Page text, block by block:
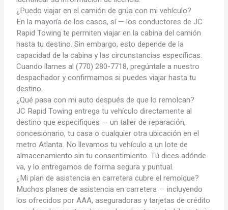
¿Puedo viajar en el camión de grúa con mi vehículo?
En la mayoría de los casos, sí — los conductores de JC
Rapid Towing te permiten viajar en la cabina del camión
hasta tu destino. Sin embargo, esto depende de la
capacidad de la cabina y las circunstancias específicas.
Cuando llames al (770) 280-7718, pregúntale a nuestro
despachador y confirmamos si puedes viajar hasta tu
destino.
¿Qué pasa con mi auto después de que lo remolcan?
JC Rapid Towing entrega tu vehículo directamente al
destino que especifiques — un taller de reparación,
concesionario, tu casa o cualquier otra ubicación en el
metro Atlanta. No llevamos tu vehículo a un lote de
almacenamiento sin tu consentimiento. Tú dices adónde
va, y lo entregamos de forma segura y puntual.
¿Mi plan de asistencia en carretera cubre el remolque?
Muchos planes de asistencia en carretera — incluyendo
los ofrecidos por AAA, aseguradoras y tarjetas de crédito